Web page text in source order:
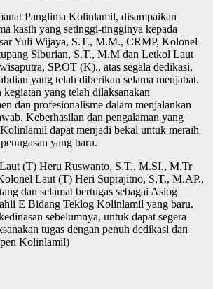
Panglima Kolinlamil, disampaikan
kasih yang setinggi-tingginya kepada
Yuli Wijaya, S.T., M.M., CRMP, Kolonel
Siburian, S.T., M.M dan Letkol Laut
SP.OT (K)., atas segala dedikasi,
yang telah diberikan selama menjabat.
kegiatan yang telah dilaksanakan
dan profesionalisme dalam menjalankan
Keberhasilan dan pengalaman yang
dapat menjadi bekal untuk meraih
yang baru.
(T) Heru Ruswanto, S.T., M.SI., M.Tr
Laut (T) Heri Suprajitno, S.T., M.AP.,
dan selamat bertugas sebagai Aslog
E Bidang Teklog Kolinlamil yang baru.
sebelumnya, untuk dapat segera
tugas dengan penuh dedikasi dan
Kolinlamil)